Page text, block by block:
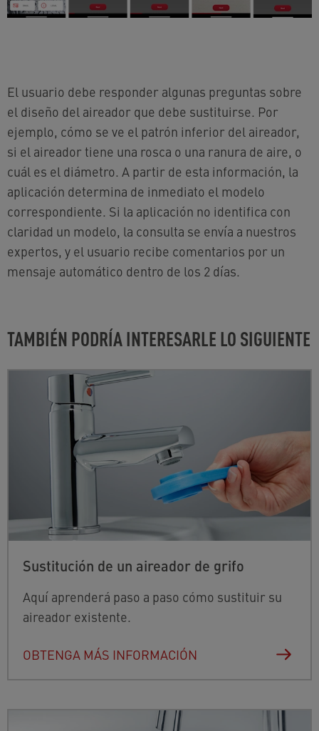
El usuario debe responder algunas preguntas sobre
el diseño del aireador que debe sustituirse. Por
ejemplo, cómo se ve el patrón inferior del aireador,
si el aireador tiene una rosca o una ranura de aire, o
cuál es el diámetro. A partir de esta información, la
aplicación determina de inmediato el modelo
correspondiente. Si la aplicación no identifica con
claridad un modelo, la consulta se envía a nuestros
expertos, y el usuario recibe comentarios por un
mensaje automático dentro de los 2 días.
TAMBIÉN PODRÍA INTERESARLE LO SIGUIENTE
Sustitución de un aireador de grifo
Aquí aprenderá paso a paso cómo sustituir su
aireador existente.
OBTENGA MÁS INFORMACIÓN